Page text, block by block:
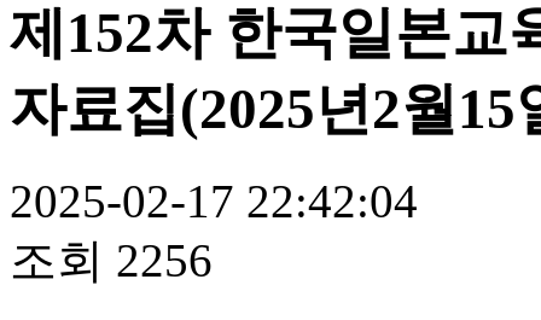
제152차 한국일본교
자료집(2025년2월15
2025-02-17 22:42:04
조회 2256